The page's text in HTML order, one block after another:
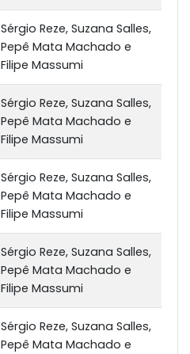
Sérgio Reze, Suzana Salles,
Pepê Mata Machado e
Filipe Massumi
Sérgio Reze, Suzana Salles,
Pepê Mata Machado e
Filipe Massumi
Sérgio Reze, Suzana Salles,
Pepê Mata Machado e
Filipe Massumi
Sérgio Reze, Suzana Salles,
Pepê Mata Machado e
Filipe Massumi
Sérgio Reze, Suzana Salles,
Pepê Mata Machado e